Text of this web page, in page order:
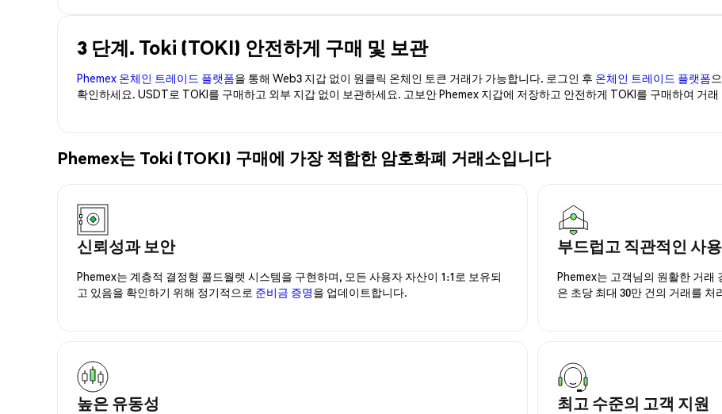
3 단계. Toki (TOKI) 안전하게 구매 및 보관
Phemex 온체인 트레이드 플랫폼을 통해 Web3 지갑 없이 원클릭 온체인 토큰 거래가 가능합니다. 로그인 후 온체인 트레이드 플랫폼
확인하세요. USDT로 TOKI를 구매하고 외부 지갑 없이 보관하세요. 고보안 Phemex 지갑에 저장하고 안전하게 TOKI를 구매하여 거
Phemex는 Toki (TOKI) 구매에 가장 적합한 암호화폐 거래소입니다
신뢰성과 보안
Phemex는 계층적 결정형 콜드월렛 시스템을 구현하며, 모든 사용자 자산이 1:1로 보유되
고 있음을 확인하기 위해 정기적으로 준비금 증명을 업데이트합니다.
부드럽고 직관적인 사
Phemex는 고객님의 원활한 거래
은 초당 최대 30만 건의 거래를
높은 유동성 최고 수준의 고객 지원